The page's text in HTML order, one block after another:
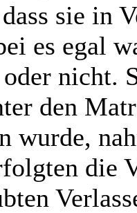
sie in
es egal
nicht.
den
wurde,
die